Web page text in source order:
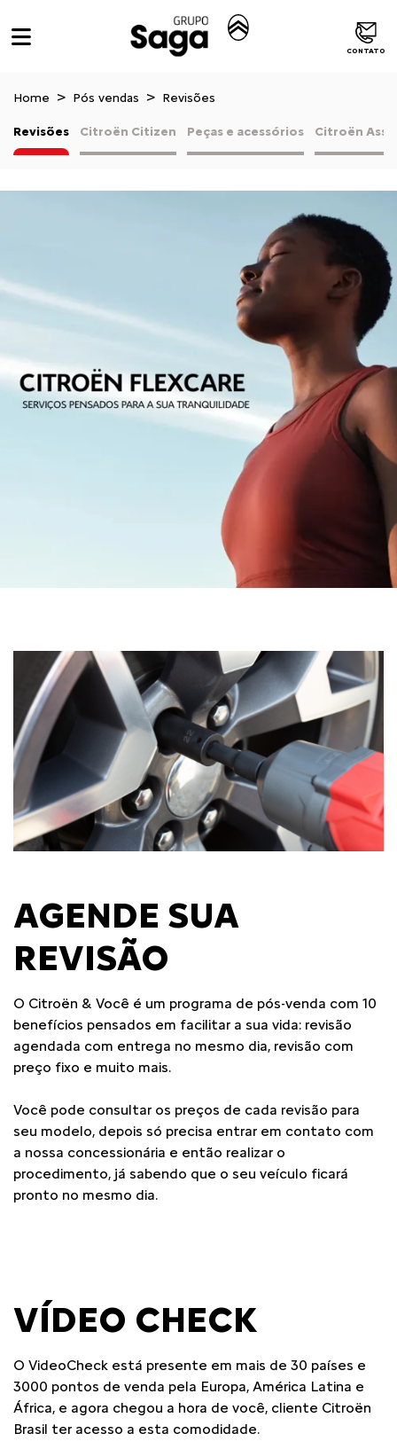
CONTATO
Home Pós vendas Revisões
Citroën Citizen
Revisões Peças e acessórios Citroën
AGENDE SUA
REVISÃO
O Citroën & Você é um programa de pós-venda com 10
benefícios pensados em facilitar a sua vida: revisão
agendada com entrega no mesmo dia, revisão com
preço fixo e muito mais.
Você pode consultar os preços de cada revisão para
seu modelo, depois só precisa entrar em contato com
a nossa concessionária e então realizar o
procedimento, já sabendo que o seu veículo ficará
pronto no mesmo dia.
VÍDEO CHECK
O VideoCheck está presente em mais de 30 países e
3000 pontos de venda pela Europa, América Latina e
África, e agora chegou a hora de você, cliente Citroën
Brasil ter acesso a esta comodidade.